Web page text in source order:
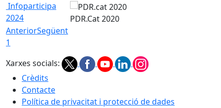
Infoparticipa
2024
PDR.Cat 2020
AnteriorSegüent
1
Xarxes socials:
Crèdits
Contacte
Política de privacitat i protecció de dades